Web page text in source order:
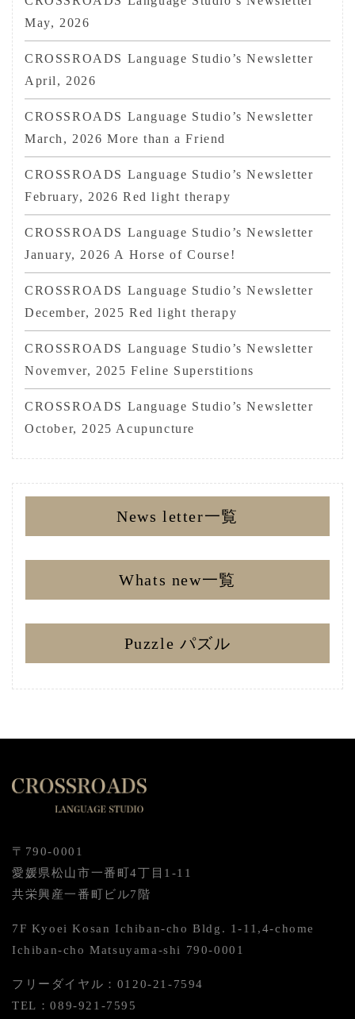
May, 2026
CROSSROADS Language Studio’s Newsletter
April, 2026
CROSSROADS Language Studio’s Newsletter
March, 2026 More than a Friend
CROSSROADS Language Studio’s Newsletter
February, 2026 Red light therapy
CROSSROADS Language Studio’s Newsletter
January, 2026 A Horse of Course!
CROSSROADS Language Studio’s Newsletter
December, 2025 Red light therapy
CROSSROADS Language Studio’s Newsletter
Novemver, 2025 Feline Superstitions
CROSSROADS Language Studio’s Newsletter
October, 2025 Acupuncture
News letter一覧
Whats new一覧
Puzzle パズル
〒790-0001
愛媛県松山市一番町4丁目1-11
共栄興産一番町ビル7階
7F Kyoei Kosan Ichiban-cho Bldg. 1-11,4-chome
Ichiban-cho Matsuyama-shi 790-0001
フリーダイヤル：0120-21-7594
TEL：089-921-7595